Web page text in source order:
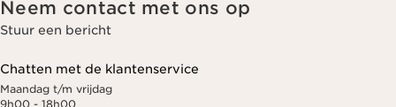
Neem contact met ons op
Stuur een bericht
Chatten met de klantenservice
Maandag t/m vrijdag
9h00 - 18h00